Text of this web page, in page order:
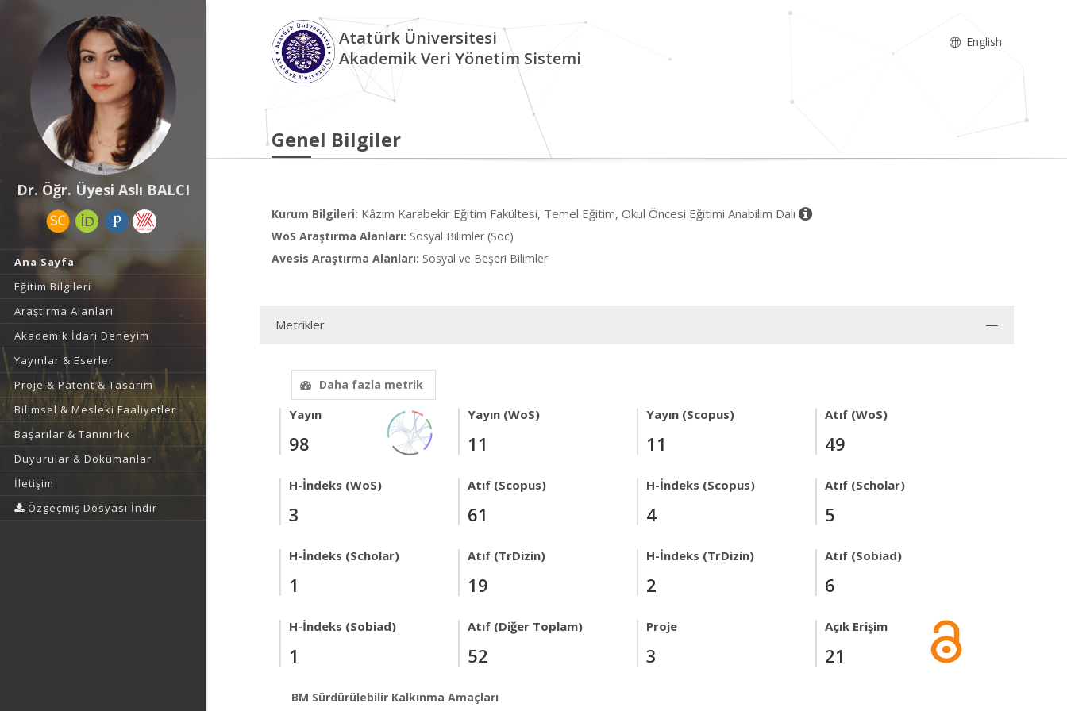
Dr. Öğr. Üyesi Aslı BALCI
Ana Sayfa
Eğitim Bilgileri
Araştırma Alanları
Akademik İdari Deneyim
Yayınlar & Eserler
Proje & Patent & Tasarım
Bilimsel & Mesleki Faaliyetler
Başarılar & Tanınırlık
Duyurular & Dokümanlar
İletişim
Özgeçmiş Dosyası İndir
Atatürk Üniversitesi
Akademik Veri Yönetim Sistemi
English
Genel Bilgiler
Kurum Bilgileri: Kâzım Karabekir Eğitim Fakültesi, Temel Eğitim, Okul Öncesi Eğitimi Anabilim Dalı
WoS Araştırma Alanları: Sosyal Bilimler (Soc)
Avesis Araştırma Alanları: Sosyal ve Beşeri Bilimler
Metrikler
Daha fazla metrik
Yayın
98
Yayın (WoS)
11
Yayın (Scopus)
11
Atıf (WoS)
49
H-İndeks (WoS)
3
Atıf (Scopus)
61
H-İndeks (Scopus)
4
Atıf (Scholar)
5
H-İndeks (Scholar)
1
Atıf (TrDizin)
19
H-İndeks (TrDizin)
2
Atıf (Sobiad)
6
H-İndeks (Sobiad)
1
Atıf (Diğer Toplam)
52
Proje
3
Açık Erişim
21
BM Sürdürülebilir Kalkınma Amaçları